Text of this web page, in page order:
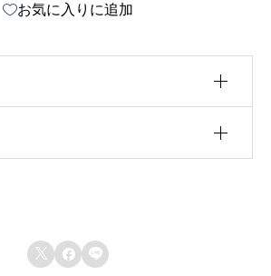
お気に入りに追加
購入したことのあるログイン済
レビューを残すことができま
  